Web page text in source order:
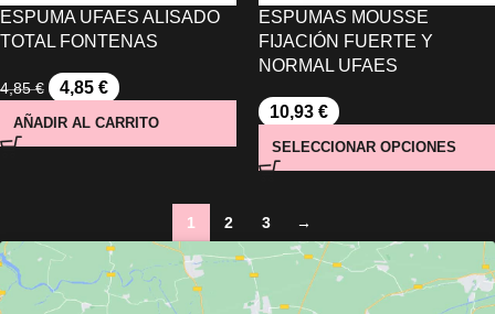
ESPUMA UFAES ALISADO
TOTAL FONTENAS
4,85€ 4,85 €
AÑADIR AL CARRITO
ESPUMAS MOUSSE
FIJACIÓN FUERTE Y
NORMAL UFAES
10,93 €
SELECCIONAR OPCIONES
1 2 3 →